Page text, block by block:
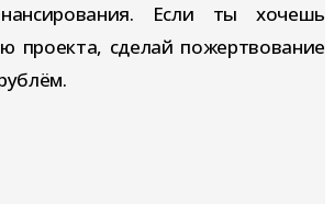
Если ты хочешь
проекта, сделай пожертвование